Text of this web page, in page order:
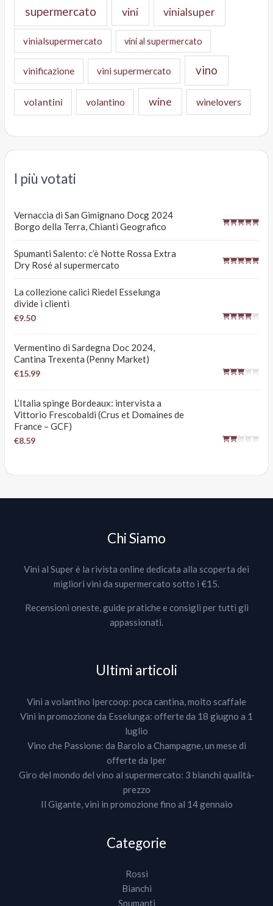
supermercato vini vinialsuper
vinialsupermercato vini al supermercato
vinificazione vini supermercato vino
volantini volantino wine winelovers
I più votati
Vernaccia di San Gimignano Docg 2024
Borgo della Terra, Chianti Geografico
Spumanti Salento: c’è Notte Rossa Extra
Dry Rosé al supermercato
La collezione calici Riedel Esselunga
divide i clienti
€9.50
Vermentino di Sardegna Doc 2024,
Cantina Trexenta (Penny Market)
€15.99
L’Italia spinge Bordeaux: intervista a
Vittorio Frescobaldi (Crus et Domaines de
France – GCF)
€8.59
Chi Siamo
Vini al Super è la rivista online dedicata alla scoperta dei
migliori vini da supermercato sotto i €15.
Recensioni oneste, guide pratiche e consigli per tutti gli
appassionati.
Ultimi articoli
Vini a volantino Ipercoop: poca cantina, molto scaffale
Vini in promozione da Esselunga: offerte da 18 giugno a 1
luglio
Vino che Passione: da Barolo a Champagne, un mese di
offerte da Iper
Giro del mondo del vino al supermercato: 3 bianchi qualità-
prezzo
Il Gigante, vini in promozione fino al 14 gennaio
Categorie
Rossi
Bianchi
Spumanti